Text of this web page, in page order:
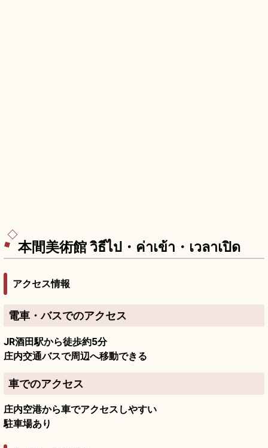
本間美術館 วิธีไป・ค่าเข้า・เวลาเปิด
アクセス情報
電車・バスでのアクセス
JR酒田駅から徒歩約5分
庄内交通バスで周辺へ移動できる
車でのアクセス
庄内空港から車でアクセスしやすい
駐車場あり